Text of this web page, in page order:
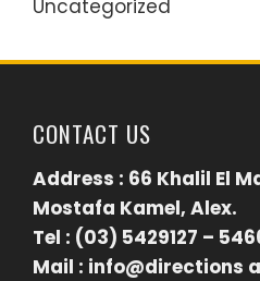
Uncategorized
CONTACT US
Address : 66 Khalil El
Mostafa Kamel, Alex.
Tel : (03) 5429127 –
Mail : info@directions